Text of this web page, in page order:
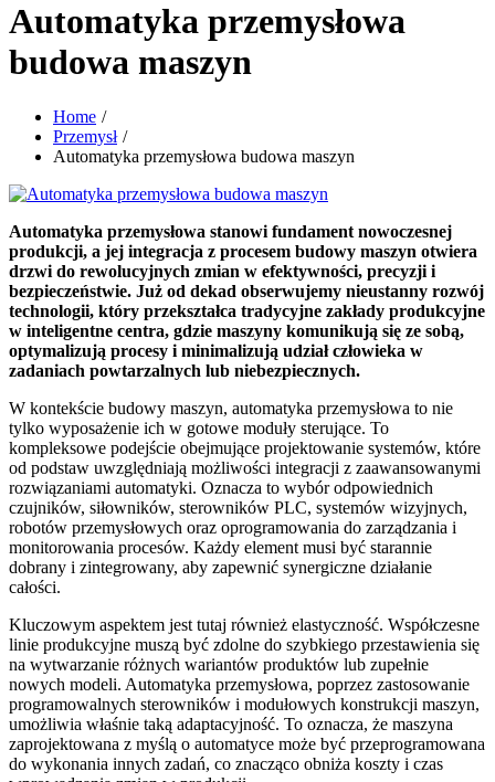
Automatyka przemysłowa
budowa maszyn
Home
Przemysł
Automatyka przemysłowa budowa maszyn
Automatyka przemysłowa stanowi fundament nowoczesnej
produkcji, a jej integracja z procesem budowy maszyn otwiera
drzwi do rewolucyjnych zmian w efektywności, precyzji i
bezpieczeństwie. Już od dekad obserwujemy nieustanny rozwój
technologii, który przekształca tradycyjne zakłady produkcyjne
w inteligentne centra, gdzie maszyny komunikują się ze sobą,
optymalizują procesy i minimalizują udział człowieka w
zadaniach powtarzalnych lub niebezpiecznych.
W kontekście budowy maszyn, automatyka przemysłowa to nie
tylko wyposażenie ich w gotowe moduły sterujące. To
kompleksowe podejście obejmujące projektowanie systemów, które
od podstaw uwzględniają możliwości integracji z zaawansowanymi
rozwiązaniami automatyki. Oznacza to wybór odpowiednich
czujników, siłowników, sterowników PLC, systemów wizyjnych,
robotów przemysłowych oraz oprogramowania do zarządzania i
monitorowania procesów. Każdy element musi być starannie
dobrany i zintegrowany, aby zapewnić synergiczne działanie
całości.
Kluczowym aspektem jest tutaj również elastyczność. Współczesne
linie produkcyjne muszą być zdolne do szybkiego przestawienia się
na wytwarzanie różnych wariantów produktów lub zupełnie
nowych modeli. Automatyka przemysłowa, poprzez zastosowanie
programowalnych sterowników i modułowych konstrukcji maszyn,
umożliwia właśnie taką adaptacyjność. To oznacza, że maszyna
zaprojektowana z myślą o automatyce może być przeprogramowana
do wykonania innych zadań, co znacząco obniża koszty i czas